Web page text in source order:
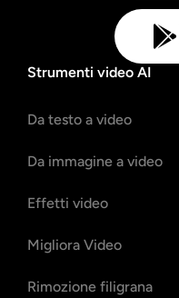
Strumenti video AI
Da testo a video
Da immagine a video
Effetti video
Migliora Video
Rimozione filigrana